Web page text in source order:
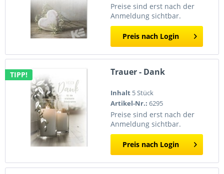
Preise sind erst nach der
Anmeldung sichtbar.
Preis nach Login
TIPP! Trauer - Dank
Inhalt 5 Stück
Artikel-Nr.: 6295
Preise sind erst nach der
Anmeldung sichtbar.
Preis nach Login